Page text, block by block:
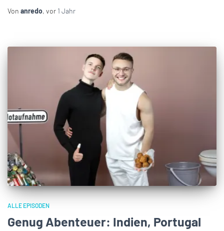
Von anredo, vor 1 Jahr
ALLE EPISODEN
Genug Abenteuer: Indien, Portugal